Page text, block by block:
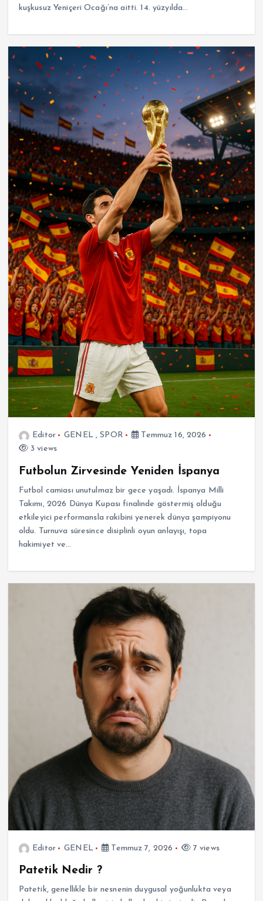
kuşkusuz Yeniçeri Ocağı’na aitti. 14. yüzyılda…
Editor GENEL,SPOR
Temmuz 16, 2026
3 views
Futbolun Zirvesinde Yeniden İspanya
Futbol camiası unutulmaz bir gece yaşadı. İspanya Milli
Takımı, 2026 Dünya Kupası finalinde göstermiş olduğu
etkileyici performansla rakibini yenerek dünya şampiyonu
oldu. Turnuva süresince disiplinli oyun anlayışı, topa
hakimiyet ve…
Editor GENEL Temmuz 7, 2026 7 views
Patetik Nedir ?
Patetik, genellikle bir nesnenin duygusal yoğunlukta veya